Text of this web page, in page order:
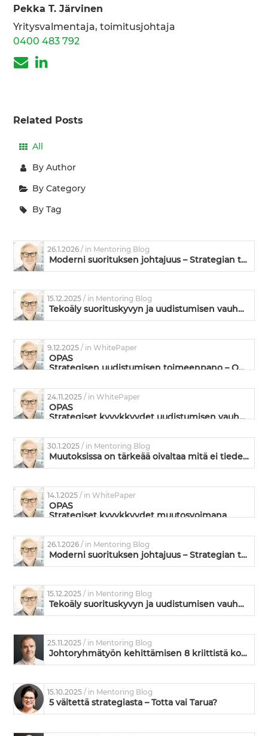
Pekka T. Järvinen
Yritysvalmentaja, toimitusjohtaja
0400 483 792
Related Posts
All
By Author
By Category
By Tag
26.1.2026/ in Mentoring Blog
Moderni suorituksen johtajuus – Strategian toimeenpanoa ja kyvykkyyden kehittämistä
15.12.2025/ in Mentoring Blog
Tekoäly suorituskyvyn ja uudistumisen vauhdittajana
9.12.2025/ in WhitePaper
OPAS
Strategisen uudistumisen toimeenpano – Omistautuneiden ja suorituskykyisten tiimien valmentaminen
24.11.2025/ in WhitePaper
OPAS
Strategiset kyvykkyydet uudistumisen vauhdittajina
30.1.2025/ in Mentoring Blog
Muutoksissa on tärkeää oivaltaa mitä ei tiedetä
14.1.2025/ in WhitePaper
OPAS
Strategiset kyvykkyydet muutosvoimana
26.1.2026/ in Mentoring Blog
Moderni suorituksen johtajuus – Strategian toimeenpanoa ja kyvykkyyden kehittämistä
15.12.2025/ in Mentoring Blog
Tekoäly suorituskyvyn ja uudistumisen vauhdittajana
25.11.2025/ in Mentoring Blog
Johtoryhmätyön kehittämisen 8 kriittistä kohtaa – missä kunnossa on teidän johtoryhmänne?
15.10.2025/ in Mentoring Blog
5 väitettä strategiasta – Totta vai Tarua?